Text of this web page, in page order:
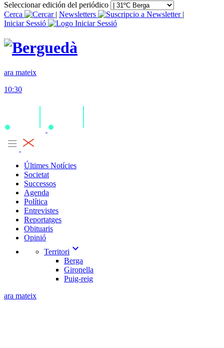
Seleccionar edición del periódico
Cerca
| Newsletters
|
Iniciar Sessió
ara mateix
10:30
Últimes Notícies
Societat
Successos
Agenda
Política
Entrevistes
Reportatges
Obituaris
Opinió
Territori expand_more
Berga
Gironella
Puig-reig
ara mateix